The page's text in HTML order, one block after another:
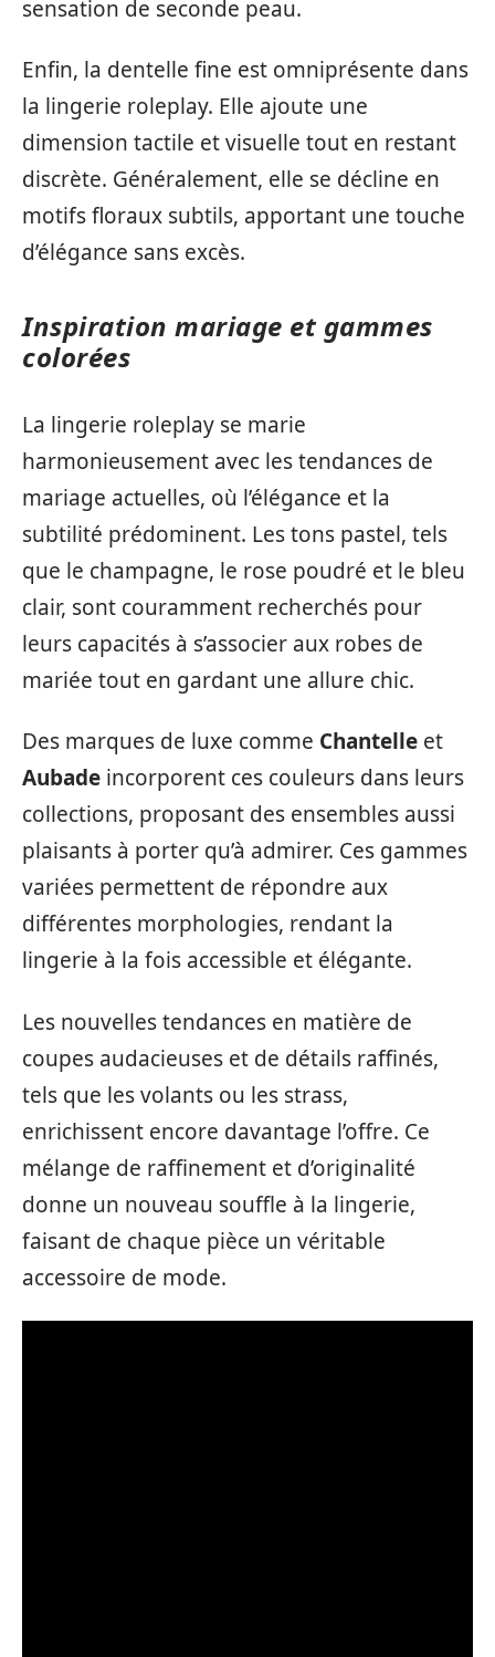
sensation de seconde peau.
Enfin, la dentelle fine est omniprésente dans
la lingerie roleplay. Elle ajoute une
dimension tactile et visuelle tout en restant
discrète. Généralement, elle se décline en
motifs floraux subtils, apportant une touche
d’élégance sans excès.
Inspiration mariage et gammes
colorées
La lingerie roleplay se marie
harmonieusement avec les tendances de
mariage actuelles, où l’élégance et la
subtilité prédominent. Les tons pastel, tels
que le champagne, le rose poudré et le bleu
clair, sont couramment recherchés pour
leurs capacités à s’associer aux robes de
mariée tout en gardant une allure chic.
Des marques de luxe comme Chantelle et
Aubade incorporent ces couleurs dans leurs
collections, proposant des ensembles aussi
plaisants à porter qu’à admirer. Ces gammes
variées permettent de répondre aux
différentes morphologies, rendant la
lingerie à la fois accessible et élégante.
Les nouvelles tendances en matière de
coupes audacieuses et de détails raffinés,
tels que les volants ou les strass,
enrichissent encore davantage l’offre. Ce
mélange de raffinement et d’originalité
donne un nouveau souffle à la lingerie,
faisant de chaque pièce un véritable
accessoire de mode.